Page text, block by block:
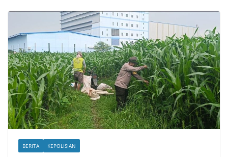
BERITA KEPOLISIAN